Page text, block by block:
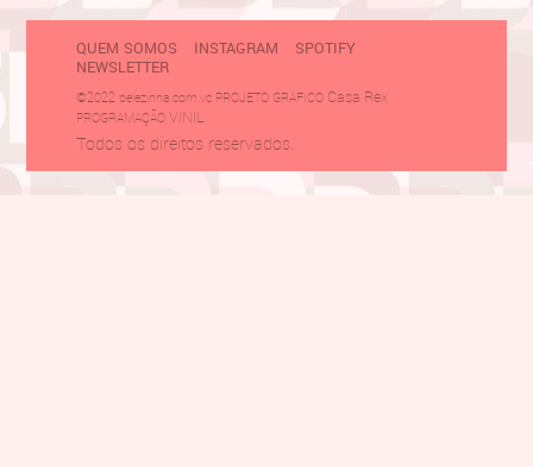
QUEM SOMOS INSTAGRAM
SPOTIFY
NEWSLETTER
©2022 belezinha.com.vc PROJETO GRÁFICO Casa Rex
PROGRAMAÇÃO VINIL
Todos os direitos reservados.